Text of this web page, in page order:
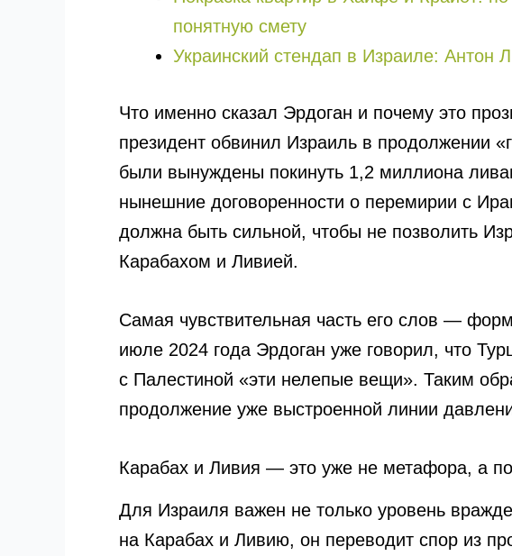
понятную смету
Украинский стендап в Израиле: Антон
Что именно сказал Эрдоган и почему это
президент обвинил Израиль в продолжении
были вынуждены покинуть 1,2 миллиона
нынешние договоренности о перемирии с
должна быть сильной, чтобы не позволить
Карабахом и Ливией.
Самая чувствительная часть его слов —
июле 2024 года Эрдоган уже говорил, что
с Палестиной «эти нелепые вещи». Таким
продолжение уже выстроенной линии
Карабах и Ливия — это уже не метафора, а
Для Израиля важен не только уровень
на Карабах и Ливию, он переводит спор из